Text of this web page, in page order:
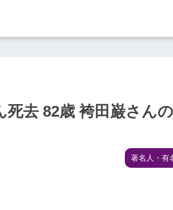
死去 82歳 袴田巌さん
著名人・有